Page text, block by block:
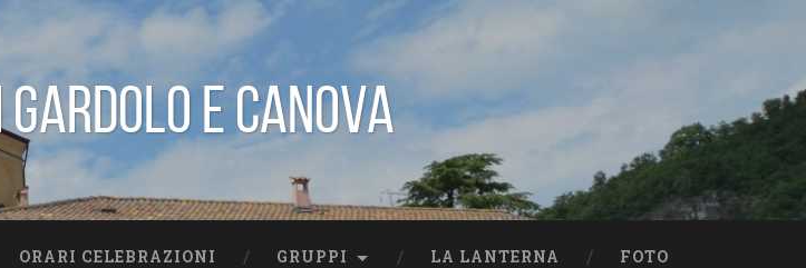
e Canova
ORARI CELEBRAZIONI GRUPPI LA LANTERNA FOTO